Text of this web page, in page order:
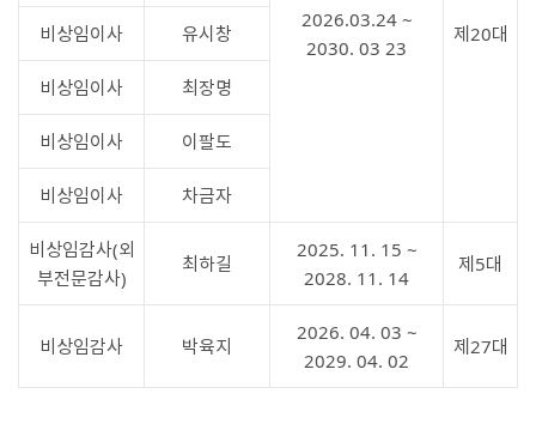
2026.03.24 ~
2030. 03 23
제20대
비상임이사 유시창
비상임이사 최장명
비상임이사 이팔도
비상임이사 차금자
비상임감사(외
부전문감사)
최하길
2025. 11. 15 ~
2028. 11. 14
제5대
비상임감사 박육지
2026. 04. 03 ~
2029. 04. 02
제27대